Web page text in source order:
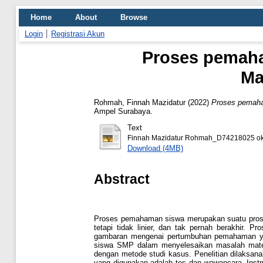
Home About
Browse
Login
Registrasi Akun
Proses
Rohmah, Finnah Mazidatur(2022) Proses
Ampel Surabaya.
Text
Finnah Mazidatur Rohmah_D74218025
Download (4MB)
Abstract
Proses pemahaman siswa merupakan suatu
tetapi tidak linier, dan tak pernah berakhir.
gambaran mengenai pertumbuhan
siswa SMP dalam menyelesaikan masalah
dengan metode studi kasus. Penelitian